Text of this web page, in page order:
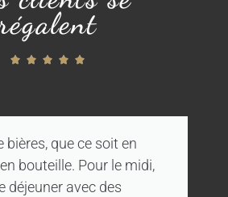
    
bières, que ce soit en
bouteille. Pour le midi,
déjeuner avec des